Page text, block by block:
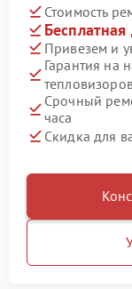
Стоимость
Бесплатная
Привезем и
Гарантия на
Срочный
часа
Скидка для